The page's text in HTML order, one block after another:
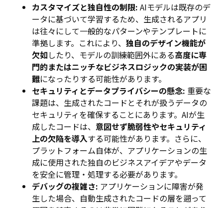
カスタマイズと独自性の制限: AIモデルは既存のデ
ータに基づいて学習するため、生成されるアプリ
は往々にして一般的なパターンやテンプレートに
準拠します。これにより、 独自のデザイン機能が
欠如したり、モデルの訓練範囲外にある高度に専
門的またはニッチなビジネスロジックの実装が困
難になったりする可能性があります。
セキュリティとデータプライバシーの懸念: 重要な
課題は、生成されたコードとそれが扱うデータの
セキュリティを確保することにあります。AIが生
成したコードは、 意図せず脆弱性やセキュリティ
上の欠陥を導入する可能性があります。さらに、
プラットフォーム自体が、アプリケーションの生
成に使用された独自のビジネスアイデアやデータ
を安全に管理・処理する必要があります。
デバッグの複雑さ: アプリケーションに障害が発
生した場合、自動生成されたコードの層を遡って